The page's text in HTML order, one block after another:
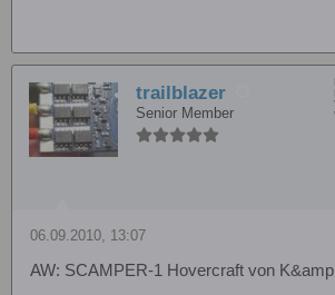
trailblazer
Senior Member
06.09.2010, 13:07
AW: SCAMPER-1 Hovercraft von